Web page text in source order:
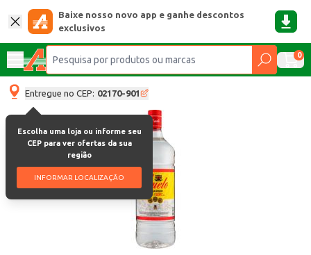
Baixe nosso novo app e ganhe descontos
exclusivos
0
Entregue no CEP: 02170-901
Escolha uma loja ou informe seu
CEP para ver ofertas da sua
região
INFORMAR LOCALIZAÇÃO